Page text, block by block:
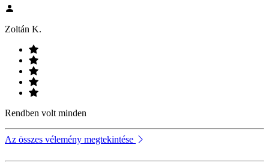
Zoltán K.
Rendben volt minden
Az összes vélemény megtekintése